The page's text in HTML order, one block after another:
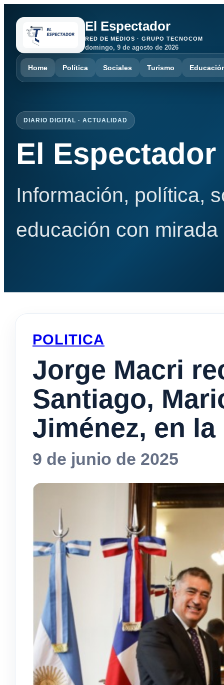
El Espectador
RED DE MEDIOS · GRUPO TECNOCOM
domingo, 9 de agosto de 2026
Home Política Sociales Turismo
DIARIO DIGITAL · ACTUALIDAD
El Espectador
Información, política,
educación con
POLITICA
Jorge Macri
Santiago,
Jiménez, en
9 de junio de 2025